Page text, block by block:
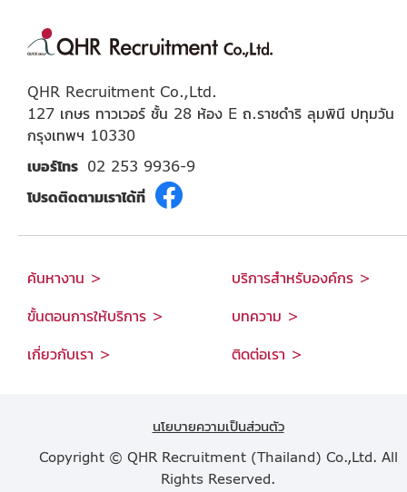
QHR Recruitment Co.,Ltd.
127 เกษร ทาวเวอร์ ชั้น 28 ห้อง E ถ.ราชดำริ ลุมพินี ปทุมวัน
กรุงเทพฯ 10330
เบอร์โทร 02 253 9936-9
โปรดติดตามเราได้ที่
ค้นหางาน > บริการสำหรับองค์กร >
ขั้นตอนการให้บริการ > บทความ >
เกี่ยวกับเรา > ติดต่อเรา >
นโยบายความเป็นส่วนตัว
Copyright © QHR Recruitment (Thailand) Co.,Ltd. All
Rights Reserved.